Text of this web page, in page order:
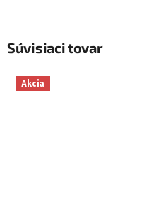
Súvisiaci tovar
Akcia